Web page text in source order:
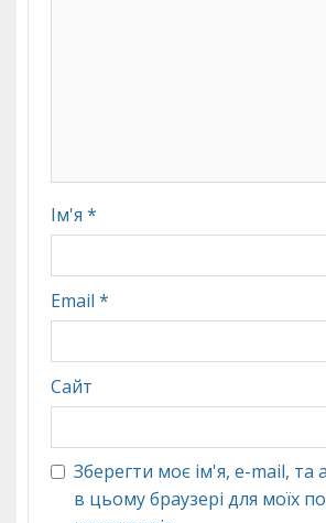
Ім'я *
Email *
Сайт
Зберегти моє ім'я, e-mail, та
в цьому браузері для моїх